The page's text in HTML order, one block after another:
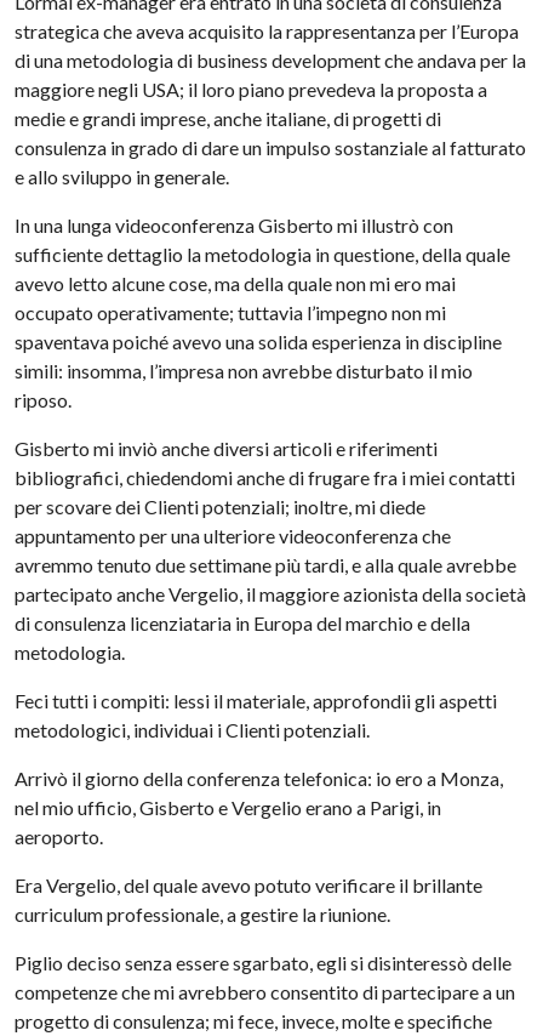
strategica che aveva acquisito la rappresentanza per l’Europa
di una metodologia di business development che andava per la
maggiore negli USA; il loro piano prevedeva la proposta a
medie e grandi imprese, anche italiane, di progetti di
consulenza in grado di dare un impulso sostanziale al fatturato
e allo sviluppo in generale.
In una lunga videoconferenza Gisberto mi illustrò con
sufficiente dettaglio la metodologia in questione, della quale
avevo letto alcune cose, ma della quale non mi ero mai
occupato operativamente; tuttavia l’impegno non mi
spaventava poiché avevo una solida esperienza in discipline
simili: insomma, l’impresa non avrebbe disturbato il mio
riposo.
Gisberto mi inviò anche diversi articoli e riferimenti
bibliografici, chiedendomi anche di frugare fra i miei contatti
per scovare dei Clienti potenziali; inoltre, mi diede
appuntamento per una ulteriore videoconferenza che
avremmo tenuto due settimane più tardi, e alla quale avrebbe
partecipato anche Vergelio, il maggiore azionista della società
di consulenza licenziataria in Europa del marchio e della
metodologia.
Feci tutti i compiti: lessi il materiale, approfondii gli aspetti
metodologici, individuai i Clienti potenziali.
Arrivò il giorno della conferenza telefonica: io ero a Monza,
nel mio ufficio, Gisberto e Vergelio erano a Parigi, in
aeroporto.
Era Vergelio, del quale avevo potuto verificare il brillante
curriculum professionale, a gestire la riunione.
Piglio deciso senza essere sgarbato, egli si disinteressò delle
competenze che mi avrebbero consentito di partecipare a un
progetto di consulenza; mi fece, invece, molte e specifiche